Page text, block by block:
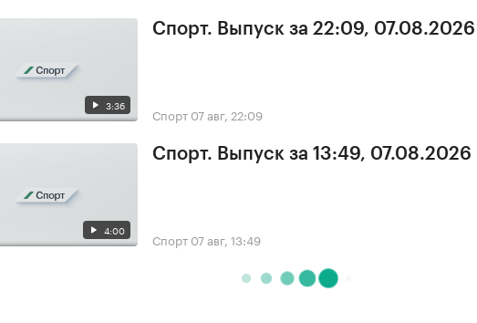
3:36
Спорт. Выпуск за 22:09, 07.08.2026
Спорт 07 авг, 22:09
4:00
Спорт. Выпуск за 13:49, 07.08.2026
Спорт 07 авг, 13:49